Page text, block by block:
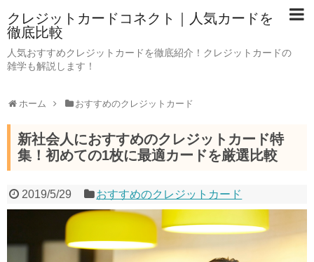
クレジットカードコネクト｜人気カードを
徹底比較
人気おすすめクレジットカードを徹底紹介！クレジットカードの
雑学も解説します！
ホーム おすすめのクレジットカード
新社会人におすすめのクレジットカード特
集！初めての1枚に最適カードを厳選比較
2019/5/29 おすすめのクレジットカード